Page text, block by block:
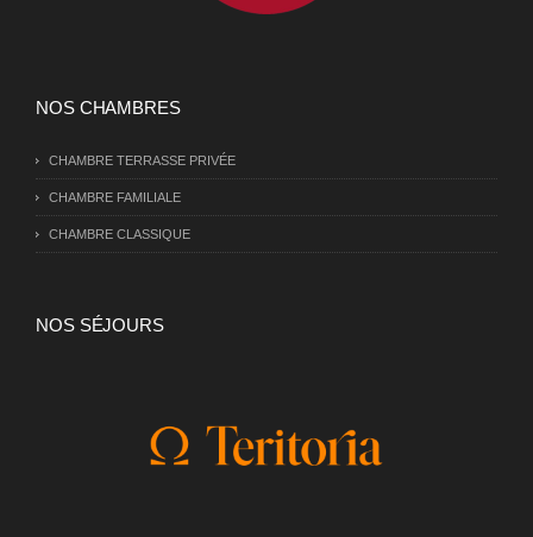
NOS CHAMBRES
CHAMBRE TERRASSE PRIVÉE
CHAMBRE FAMILIALE
CHAMBRE CLASSIQUE
NOS SÉJOURS